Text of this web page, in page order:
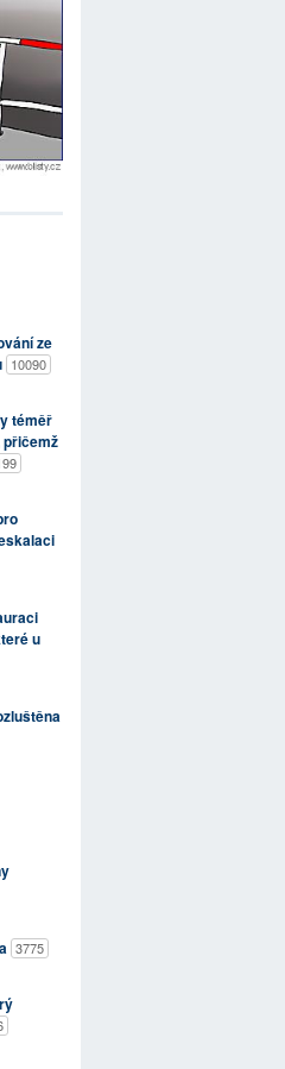
ze
10090
téměř
přičemž
u
3775